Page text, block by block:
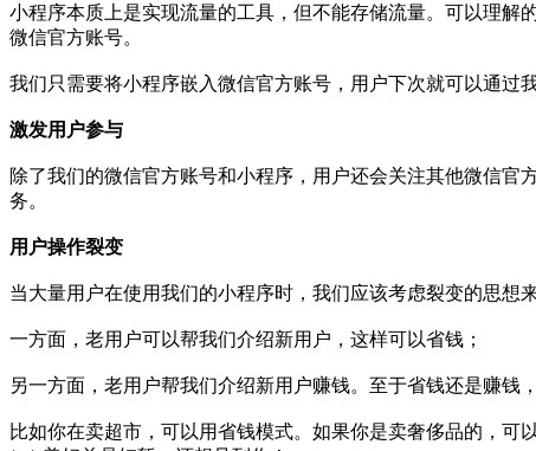
小程序本质上是实现流量的工具，但不能存储流量。可以理解
微信官方账号。
我们只需要将小程序嵌入微信官方账号，用户下次就可以通过
激发用户参与
除了我们的微信官方账号和小程序，用户还会关注其他微信
务。
用户操作裂变
当大量用户在使用我们的小程序时，我们应该考虑裂变的思想
一方面，老用户可以帮我们介绍新用户，这样可以省钱；
另一方面，老用户帮我们介绍新用户赚钱。至于省钱还是赚钱
比如你在卖超市，可以用省钱模式。如果你是卖奢侈品的，可